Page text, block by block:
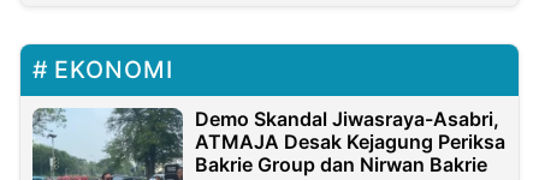
EKONOMI
Demo Skandal Jiwasraya-Asabri,
ATMAJA Desak Kejagung Periksa
Bakrie Group dan Nirwan Bakrie